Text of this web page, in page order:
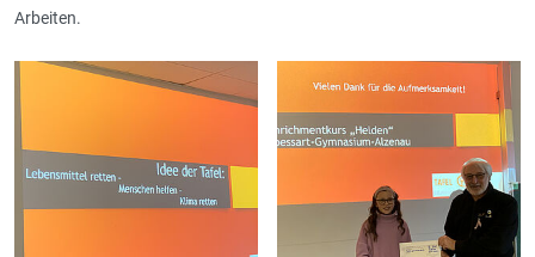
Arbeiten.